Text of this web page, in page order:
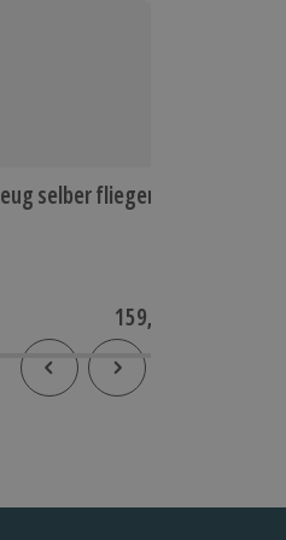
selber fliegen
159,90 €